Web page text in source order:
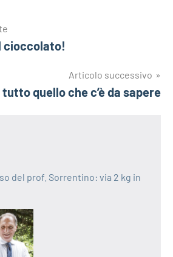
cioccolato!
Articolo successivo
quello che c’è da sapere
del prof. Sorrentino: via 2 kg in